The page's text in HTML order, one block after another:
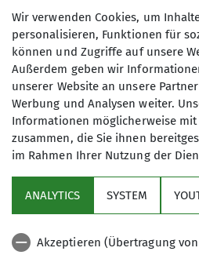
Maximale
9
wichtige Infos
Wir verwenden Cookies, um
personalisieren, Funktionen für
können und Zugriffe auf unsere
Außerdem geben wir
unserer Website an unsere
Werbung und Analysen weiter.
Informationen möglicherweise mit
zusammen, die Sie ihnen
im Rahmen Ihrer Nutzung der
ANALYTICS SYSTEM
Akzeptieren (Übertragung